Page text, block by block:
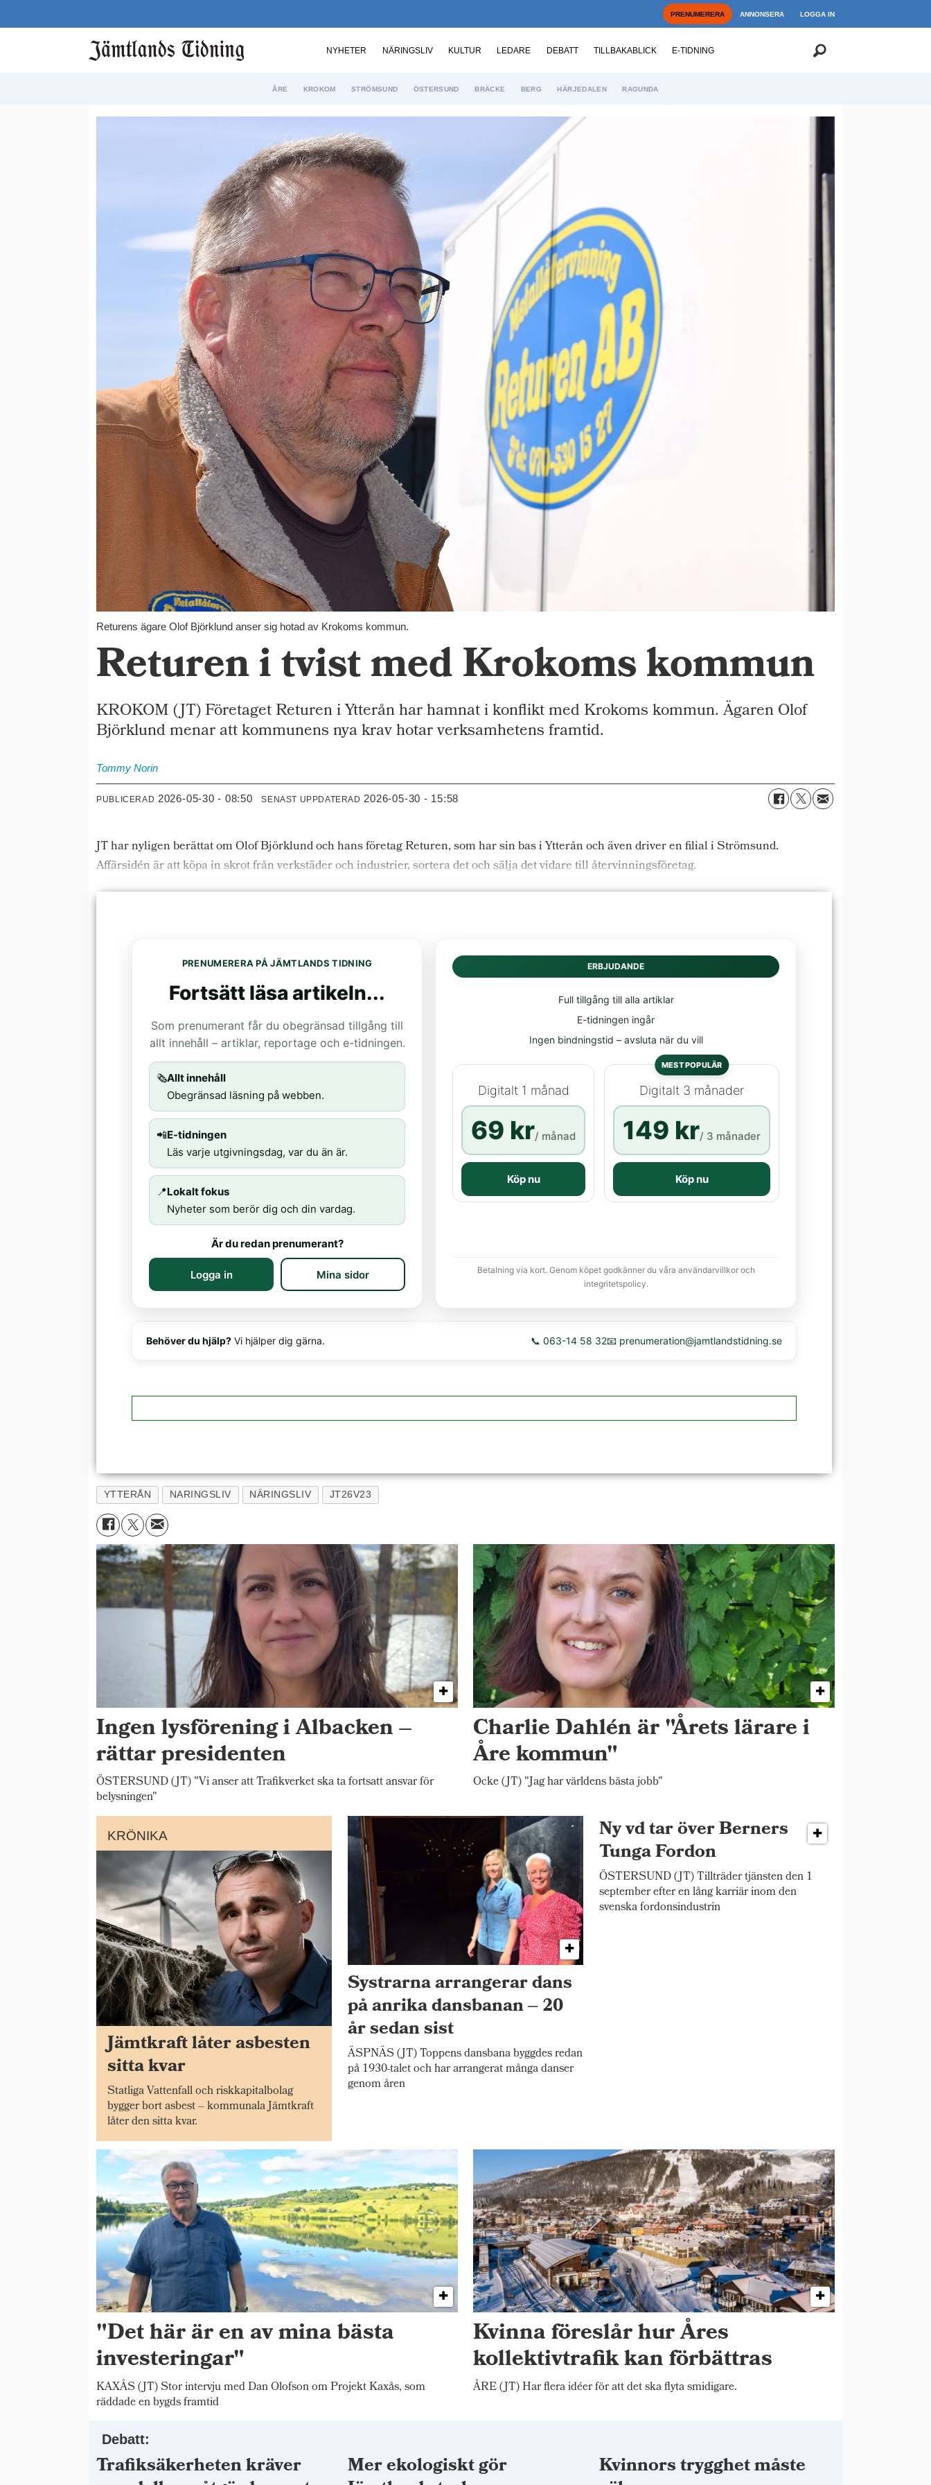
PRENUMERERA ANNONSERA LOGGA IN
NYHETER NÄRINGSLIV KULTUR LEDARE DEBATT TILLBAKABLICK E-TIDNING
ÅRE KROKOM STRÖMSUND ÖSTERSUND BRÄCKE BERG HÄRJEDALEN RAGUNDA
Returens ägare Olof Björklund anser sig hotad av Krokoms kommun.
Returen i tvist med Krokoms kommun
KROKOM (JT) Företaget Returen i Ytterån har hamnat i konflikt med Krokoms kommun. Ägaren Olof
Björklund menar att kommunens nya krav hotar verksamhetens framtid.
Tommy Norin
PUBLICERAD 2026-05-30 - 08:50 SENAST UPPDATERAD 2026-05-30 - 15:58
JT har nyligen berättat om Olof Björklund och hans företag Returen, som har sin bas i Ytterån och även driver en filial i Strömsund.
Affärsidén är att köpa in skrot från verkstäder och industrier, sortera det och sälja det vidare till återvinningsföretag.
PRENUMERERA PÅ JÄMTLANDS TIDNING
Fortsätt läsa artikeln...
Som prenumerant får du obegränsad tillgång till
allt innehåll – artiklar, reportage och e-tidningen.
🗞️Allt innehåll
Obegränsad läsning på webben.
📲E-tidningen
Läs varje utgivningsdag, var du än är.
📍Lokalt fokus
Nyheter som berör dig och din vardag.
Är du redan prenumerant?
Logga in Mina sidor
ERBJUDANDE
Full tillgång till alla artiklar
E-tidningen ingår
Ingen bindningstid – avsluta när du vill
Digitalt 1 månad
69 kr/ månad
Köp nu
MEST POPULÄR
Digitalt 3 månader
149 kr/ 3 månader
Köp nu
Betalning via kort. Genom köpet godkänner du våra användarvillkor och
integritetspolicy.
Behöver du hjälp? Vi hjälper dig gärna. 📞 063-14 58 32📧 prenumeration@jamtlandstidning.se
YTTERÅN NARINGSLIV NÄRINGSLIV JT26V23
Ingen lysförening i Albacken –
rättar presidenten
ÖSTERSUND (JT) "Vi anser att Trafikverket ska ta fortsatt ansvar för
belysningen"
Charlie Dahlén är "Årets lärare i
Åre kommun"
Ocke (JT) "Jag har världens bästa jobb"
KRÖNIKA
Jämtkraft låter asbesten
sitta kvar
Statliga Vattenfall och riskkapitalbolag
bygger bort asbest – kommunala Jämtkraft
låter den sitta kvar.
Systrarna arrangerar dans
på anrika dansbanan – 20
år sedan sist
ÄSPNÄS (JT) Toppens dansbana byggdes redan
på 1930-talet och har arrangerat många danser
genom åren
Ny vd tar över Berners
Tunga Fordon
ÖSTERSUND (JT) Tillträder tjänsten den 1
september efter en lång karriär inom den
svenska fordonsindustrin
"Det här är en av mina bästa
investeringar"
KAXÅS (JT) Stor intervju med Dan Olofson om Projekt Kaxås, som
räddade en bygds framtid
Kvinna föreslår hur Åres
kollektivtrafik kan förbättras
ÅRE (JT) Har flera idéer för att det ska flyta smidigare.
Debatt:
Trafiksäkerheten kräver Mer ekologiskt gör Kvinnors trygghet måste